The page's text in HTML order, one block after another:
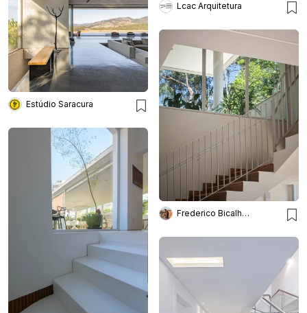
Lcac Arquitetura
Estúdio Saracura
Frederico Bicalho Arquitetura